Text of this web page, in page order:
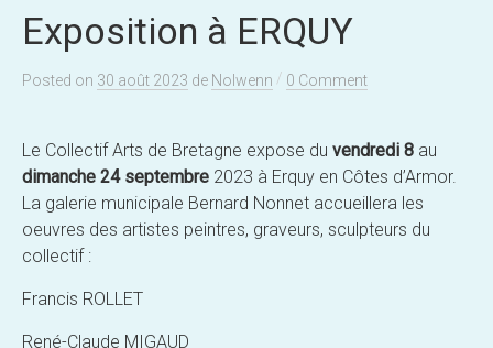
Exposition à ERQUY
Posted on 30 août 2023 de Nolwenn / 0 Comment
Le Collectif Arts de Bretagne expose du vendredi 8 au
dimanche 24 septembre 2023 à Erquy en Côtes d’Armor.
La galerie municipale Bernard Nonnet accueillera les
oeuvres des artistes peintres, graveurs, sculpteurs du
collectif :
Francis ROLLET
René-Claude MIGAUD